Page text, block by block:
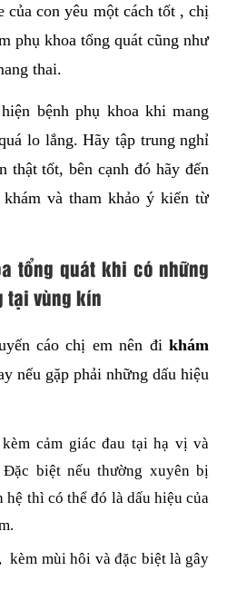
của con yêu một cách tốt , chị
phụ khoa tổng quát cũng như
thai.
bệnh phụ khoa khi mang
lo lắng. Hãy tập trung nghỉ
thật tốt, bên cạnh đó hãy đến
và tham khảo ý kiến từ
tổng quát khi có những
tại vùng kín
cáo chị em nên đikhám
nếu gặp phải những dấu hiệu
cảm giác đau tại hạ vị và
biệt nếu thường xuyên bị
hệ thì có thể đó là dấu hiệu của
kèm mùi hôi và đặc biệt là gây